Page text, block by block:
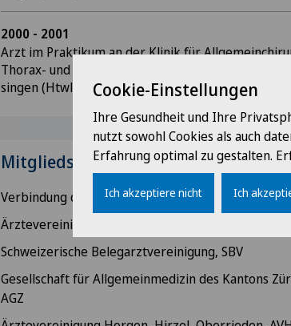
2000 - 2001
Arzt im Praktikum an der Klinik für
Thorax- und Gefässchirurgie der Hegau-Klinikum
singen (Htwl.), D
Mitgliedschaften
Verbindung der Schweizer Ärztinnen und Ärzte,
Ärztevereinigung Thalwil
Schweizerische Belegarztvereinigung, SBV
Gesellschaft für Allgemeinmedizin des Kantons
AGZ
Cookie-Einstellungen
Ihre Gesundheit und Ihre
nutzt sowohl Cookies als auch
Erfahrung optimal zu gestalten.
Ich akzeptiere nicht Ich